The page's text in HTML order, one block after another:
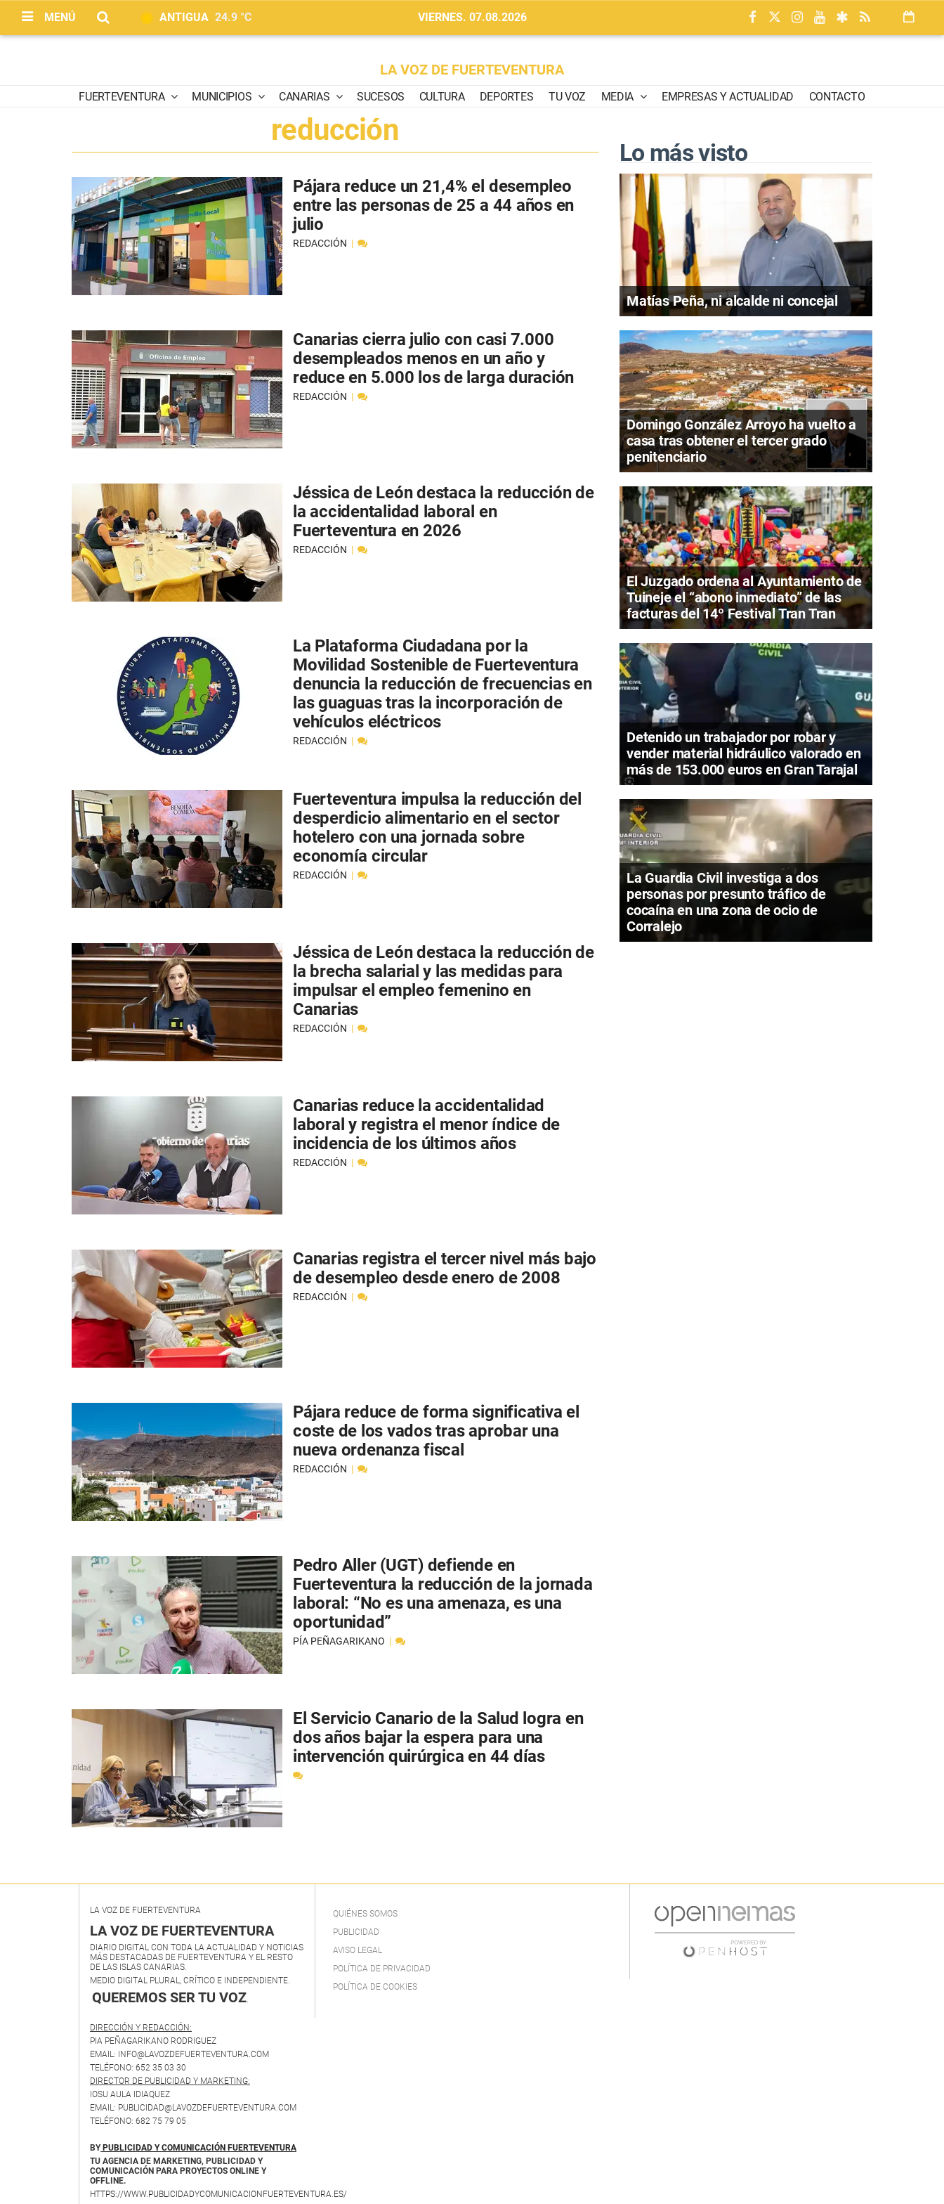
MENÚ ANTIGUA 24.9 °C VIERNES. 07.08.2026
LA VOZ DE FUERTEVENTURA
FUERTEVENTURA MUNICIPIOS CANARIAS SUCESOS CULTURA DEPORTES TU VOZ MEDIA EMPRESAS Y ACTUALIDAD CONTACTO
reducción
Pájara reduce un 21,4% el desempleo
entre las personas de 25 a 44 años en
julio
REDACCIÓN
Canarias cierra julio con casi 7.000
desempleados menos en un año y
reduce en 5.000 los de larga duración
REDACCIÓN
Jéssica de León destaca la reducción de
la accidentalidad laboral en
Fuerteventura en 2026
REDACCIÓN
La Plataforma Ciudadana por la
Movilidad Sostenible de Fuerteventura
denuncia la reducción de frecuencias en
las guaguas tras la incorporación de
vehículos eléctricos
REDACCIÓN
Fuerteventura impulsa la reducción del
desperdicio alimentario en el sector
hotelero con una jornada sobre
economía circular
REDACCIÓN
Jéssica de León destaca la reducción de
la brecha salarial y las medidas para
impulsar el empleo femenino en
Canarias
REDACCIÓN
Canarias reduce la accidentalidad
laboral y registra el menor índice de
incidencia de los últimos años
REDACCIÓN
Canarias registra el tercer nivel más bajo
de desempleo desde enero de 2008
REDACCIÓN
Pájara reduce de forma significativa el
coste de los vados tras aprobar una
nueva ordenanza fiscal
REDACCIÓN
Pedro Aller (UGT) defiende en
Fuerteventura la reducción de la jornada
laboral: “No es una amenaza, es una
oportunidad”
PÍA PEÑAGARIKANO
El Servicio Canario de la Salud logra en
dos años bajar la espera para una
intervención quirúrgica en 44 días
Lo más visto
Matías Peña, ni alcalde ni concejal
Domingo González Arroyo ha vuelto a
casa tras obtener el tercer grado
penitenciario
El Juzgado ordena al Ayuntamiento de
Tuineje el “abono inmediato” de las
facturas del 14º Festival Tran Tran
Detenido un trabajador por robar y
vender material hidráulico valorado en
más de 153.000 euros en Gran Tarajal
La Guardia Civil investiga a dos
personas por presunto tráfico de
cocaína en una zona de ocio de
Corralejo
LA VOZ DE FUERTEVENTURA
LA VOZ DE FUERTEVENTURA
DIARIO DIGITAL CON TODA LA ACTUALIDAD Y NOTICIAS
MÁS DESTACADAS DE FUERTEVENTURA Y EL RESTO
DE LAS ISLAS CANARIAS.
MEDIO DIGITAL PLURAL, CRÍTICO E INDEPENDIENTE.
QUEREMOS SER TU VOZ.
DIRECCIÓN Y REDACCIÓN:
PIA PEÑAGARIKANO RODRIGUEZ
EMAIL: INFO@LAVOZDEFUERTEVENTURA.COM
TELÉFONO: 652 35 03 30
DIRECTOR DE PUBLICIDAD Y MARKETING:
IOSU AULA IDIAQUEZ
EMAIL: PUBLICIDAD@LAVOZDEFUERTEVENTURA.COM
TELÉFONO: 682 75 79 05
BY PUBLICIDAD Y COMUNICACIÓN FUERTEVENTURA
TU AGENCIA DE MARKETING, PUBLICIDAD Y
COMUNICACIÓN PARA PROYECTOS ONLINE Y
OFFLINE.
HTTPS://WWW.PUBLICIDADYCOMUNICACIONFUERTEVENTURA.ES/
QUIÉNES SOMOS
PUBLICIDAD
AVISO LEGAL
POLÍTICA DE PRIVACIDAD
POLÍTICA DE COOKIES